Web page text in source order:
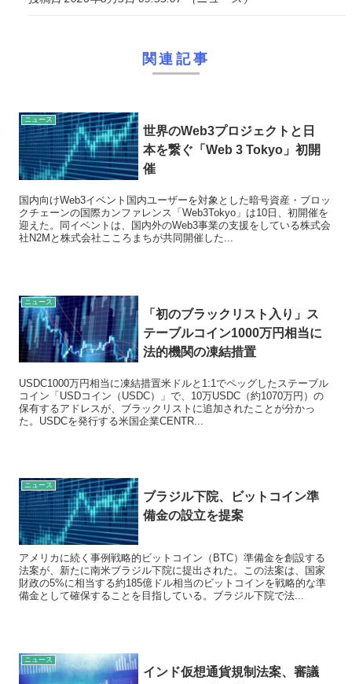
関連記事
ニュース
世界のWeb3プロジェクトと日
本を繋ぐ「Web 3 Tokyo」初開
催
国内向けWeb3イベント国内ユーザーを対象とした暗号資産・ブロッ
クチェーンの国際カンファレンス「Web3Tokyo」は10日、初開催を
迎えた。同イベントは、国内外のWeb3事業の支援をしている株式会
社N2Mと株式会社こころまちが共同開催した...
ニュース
「初のブラックリスト入り」ス
テーブルコイン1000万円相当に
法的機関の凍結措置
USDC1000万円相当に凍結措置米ドルと1:1でペッグしたステーブル
コイン「USDコイン（USDC）」で、10万USDC（約1070万円）の
保有するアドレスが、ブラックリストに追加されたことが分かっ
た。USDCを発行する米国企業CENTR...
ニュース
ブラジル下院、ビットコイン準
備金の設立を提案
アメリカに続く事例戦略的ビットコイン（BTC）準備金を創設する
法案が、新たに南米ブラジル下院に提出された。この法案は、国家
財政の5%に相当する約185億ドル相当のビットコインを戦略的な準
備金として確保することを目指している。ブラジル下院で法...
ニュース
インド仮想通貨規制法案、審議